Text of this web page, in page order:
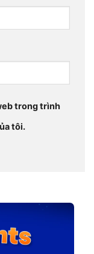
trong trình
tôi.